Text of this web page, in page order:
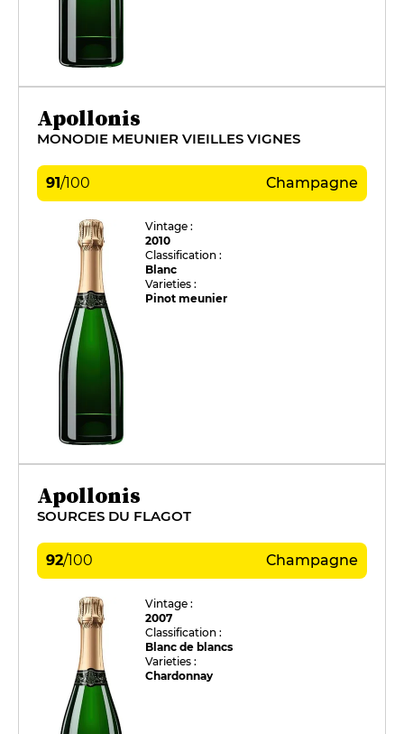
Apollonis
MONODIE MEUNIER VIEILLES VIGNES
91/100 Champagne
Vintage :
2010
Classification :
Blanc
Varieties :
Pinot meunier
Apollonis
SOURCES DU FLAGOT
92/100 Champagne
Vintage :
2007
Classification :
Blanc de blancs
Varieties :
Chardonnay